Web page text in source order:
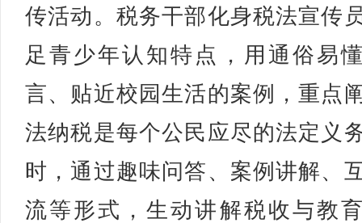
传活动。税务干部化身税法宣传
足青少年认知特点，用通俗易
言、贴近校园生活的案例，重点
法纳税是每个公民应尽的法定义
时，通过趣味问答、案例讲解、
流等形式，生动讲解税收与教